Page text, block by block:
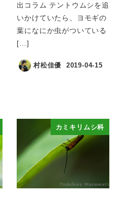
出コラム テントウムシを追
いかけていたら、ヨモギの
葉になにか虫がついている
[…]
村松佳優 2019-04-15
カミキリムシ科